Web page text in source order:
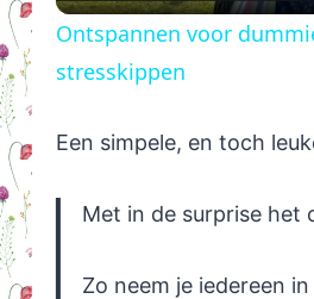
Ontspannen voor
stresskippen
Een simpele, en toch
Met in de surprise het
Zo neem je iedereen